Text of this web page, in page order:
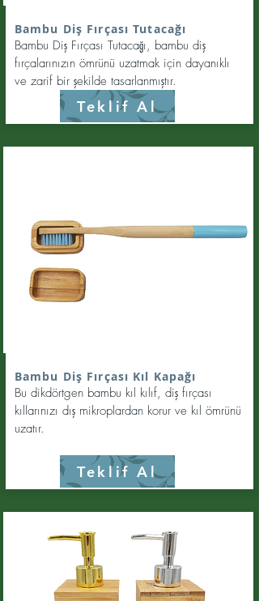
Bambu Diş Fırçası Tutacağı
Bambu Diş Fırçası Tutacağı, bambu diş
fırçalarınızın ömrünü uzatmak için dayanıklı
ve zarif bir şekilde tasarlanmıştır.
Teklif Al
Bambu Diş Fırçası Kıl Kapağı
Bu dikdörtgen bambu kıl kılıf, diş fırçası
kıllarınızı dış mikroplardan korur ve kıl ömrünü
uzatır.
Teklif Al